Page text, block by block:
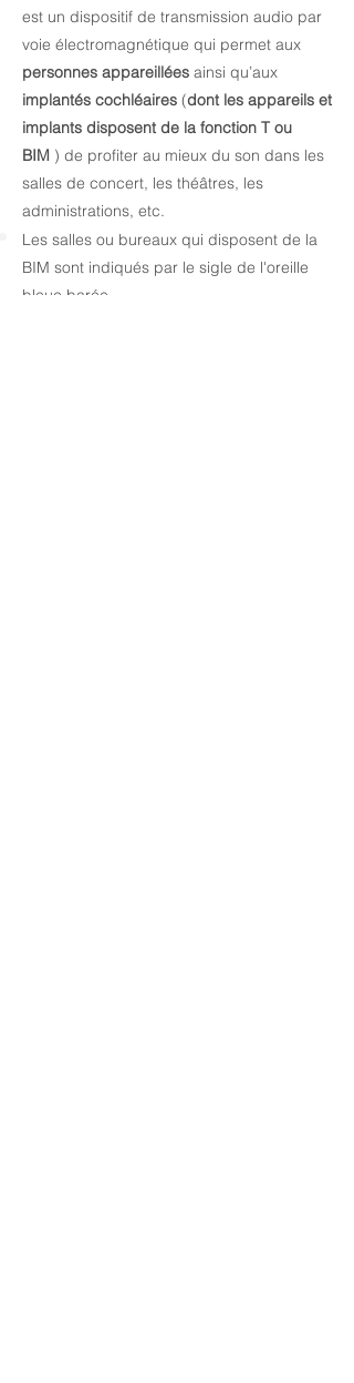
est un dispositif de transmission audio par
voie électromagnétique qui permet aux
personnes appareillées ainsi qu’aux
implantés cochléaires (dont les appareils et
implants disposent de la fonction T ou
BIM ) de profiter au mieux du son dans les
salles de concert, les théâtres, les
administrations, etc.
Les salles ou bureaux qui disposent de la
BIM sont indiqués par le sigle de l'oreille
bleue barée.